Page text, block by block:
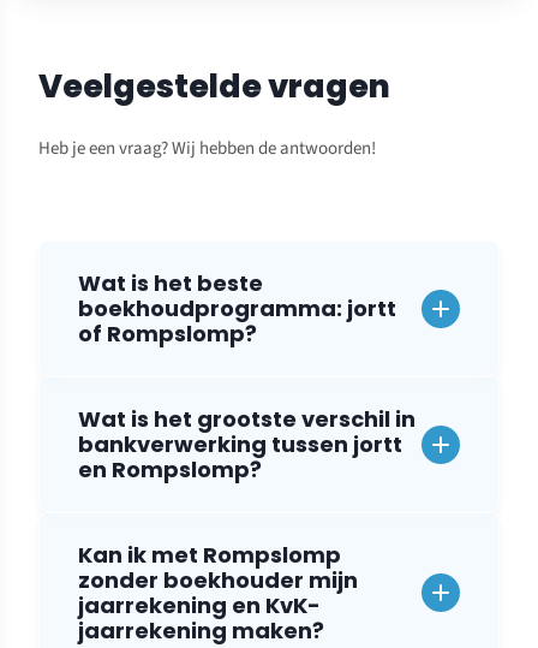
Veelgestelde vragen
Heb je een vraag? Wij hebben de antwoorden!
Wat is het beste
boekhoudprogramma: jortt
of Rompslomp?
Wat is het grootste verschil in
bankverwerking tussen jortt
en Rompslomp?
Kan ik met Rompslomp
zonder boekhouder mijn
jaarrekening en KvK-
jaarrekening maken?